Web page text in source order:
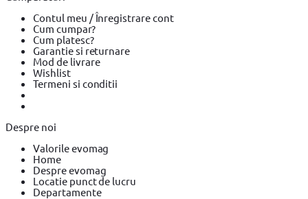
Contul meu / Înregistrare cont
Cum cumpar?
Cum platesc?
Garantie si returnare
Mod de livrare
Wishlist
Termeni si conditii
Despre noi
Valorile evomag
Home
Despre evomag
Locatie punct de lucru
Departamente